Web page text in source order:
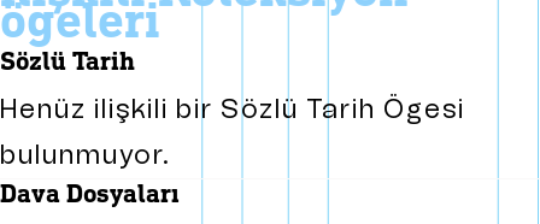
ögeleri
sözlü tarih
Henüz ilişkili bir Sözlü Tarih Ögesi
bulunmuyor.
dava dosyaları